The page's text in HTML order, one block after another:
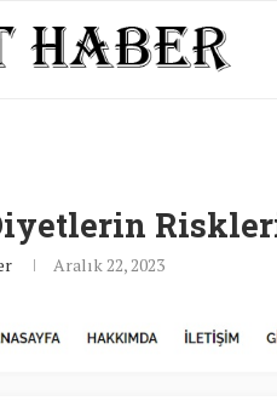
Aralık 22, 2023